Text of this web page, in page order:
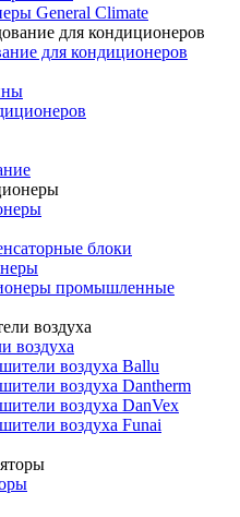
General Climate
для кондиционеров
блоки
промышленные
воздуха
воздуха Ballu
воздуха Dantherm
воздуха DanVex
воздуха Funai